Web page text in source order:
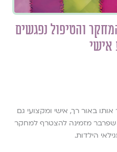
והטיפול נפגשים
באור רך, אישי ומקצועי גם
שפרבר מזמינה להצטרף למחקר
הילדות.